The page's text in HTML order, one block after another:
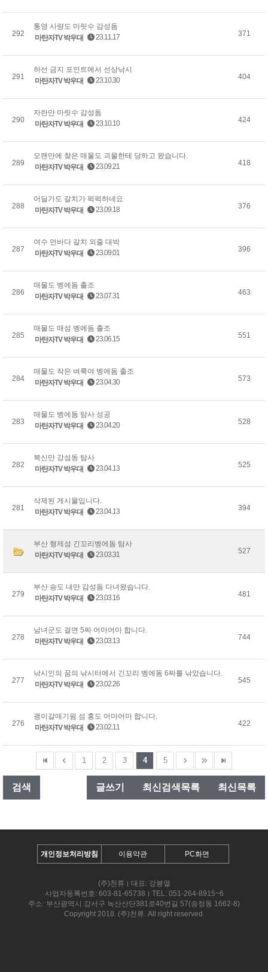
292
통영 사량도 마릿수 감성돔
마탄자TV 박우대
23.11.17 371
291
하선 금지 포인트에서 선상낚시
마탄자TV 박우대
23.10.30 404
290
자란만 마릿수 감성돔
마탄자TV 박우대
23.10.10 424
289
오랜만에 찾은 매물도 괴물한테 당하고 왔습니다.
마탄자TV 박우대
23.09.21 418
288
어딜가도 갈치가 퍽퍽하네요
마탄자TV 박우대
23.09.18 376
287
여수 먼바다 갈치 외줄 대박
마탄자TV 박우대
23.09.01 396
286
매물도 벵에돔 출조
마탄자TV 박우대
23.07.31 463
285
매물도 매섬 벵에돔 출조
마탄자TV 박우대
23.06.15 551
284
매물도 작은 벼룩여 벵에돔 출조
마탄자TV 박우대
23.04.30 573
283
매물도 벵에돔 탐사 성공
마탄자TV 박우대
23.04.20 528
282
북신만 강섬동 탐사
마탄자TV 박우대
23.04.13 525
281
삭제된 게시물입니다.
마탄자TV 박우대
23.04.13 394
부산 형제섬 긴꼬리벵에돔 탐사
마탄자TV 박우대
23.03.31 527
279
부산 송도 내만 감성돔 다녀왔습니다.
마탄자TV 박우대
23.03.16 481
278
남녀군도 걸면 5짜 어마어마 합니다.
마탄자TV 박우대
23.03.13 744
277
낚시인의 꿈의 낚시터에서 긴꼬리 벵에돔 6짜를 낚았습니다.
마탄자TV 박우대
23.02.26 545
276
괭이갈매기읨 섬 홍도 어마어마 합니다.
마탄자TV 박우대
23.02.11 422
1 2 3 4 5
검색 글쓰기 최신검색목록 최신목록
개인정보처리방침 이용약관 PC화면
(주)천류
대표: 강봉열
사업자등록번호: 603-81-65738
TEL: 051-264-8915~6
주소: 부산광역시 강서구 녹산산단381로40번길 57(송정동 1662-8)
Copyright 2018. (주)천류. All right reserved.